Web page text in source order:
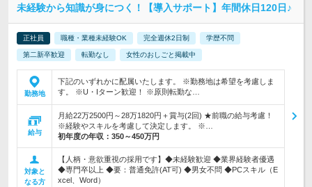
未経験から知識が身につく！【導入サポート】年間休日120日♪
正社員 職種・業種未経験OK 完全週休2日制 学歴不問
第二新卒歓迎 転勤なし 女性のおしごと掲載中
勤務地
下記のいずれかに配属いたします。 ※勤務地は希望を考慮しま
す。 ※U・Iターン歓迎！ ※原則転勤な…
給与
月給22万2500円～28万1820円＋賞与(2回) ★前職の給与考慮！
※経験やスキルを考慮して決定します。 ※…
初年度の年収： 350～450万円
対象と
なる方
【人柄・意欲重視の採用です】◆未経験歓迎 ◆業界経験者優遇
◆専門卒以上 ◆要：普通免許(AT可) ◆男女不問 ◆PCスキル（E
xcel、Word）